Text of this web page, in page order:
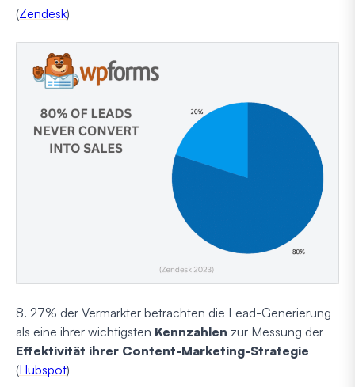
(Zendesk)
8. 27% der Vermarkter betrachten die Lead-Generierung
als eine ihrer wichtigsten Kennzahlen zur Messung der
Effektivität ihrer Content-Marketing-Strategie
(Hubspot)